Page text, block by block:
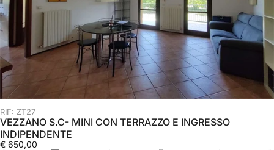
RIF: ZT27
VEZZANO S.C- MINI CON TERRAZZO E INGRESSO
INDIPENDENTE
€ 650,00